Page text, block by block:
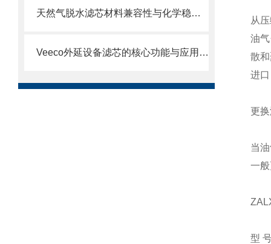
天然气脱水滤芯材料兼容性与化学稳定性
Veeco外延设备滤芯的核心功能与应用场景
从
油
散
进
更
当
一
型